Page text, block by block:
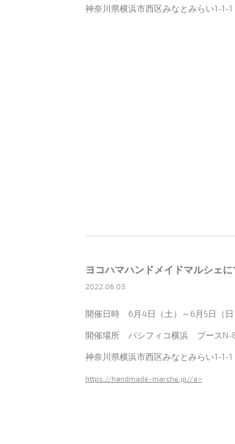
神奈川県横浜市西区みなとみらい1-1-1
ヨコハマハンドメイドマルシェ
2022.06.03.
開催日時 6月4日（土）～6月5日（日
開催場所 パシフィコ横浜 ブースN-
神奈川県横浜市西区みなとみらい1-1-1
https://handmade-marche.jp//a>